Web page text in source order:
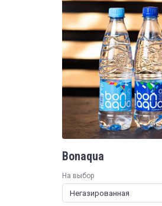
Bonaqua
На выбор
Негазированная